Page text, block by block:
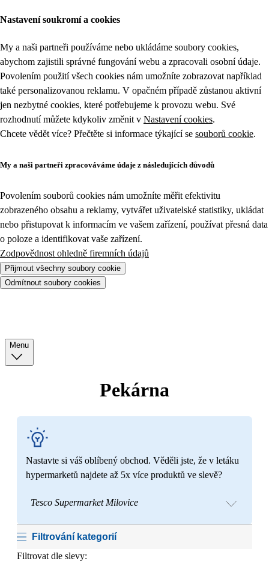
Nastavení soukromí a cookies
My a naši partneři používáme nebo ukládáme soubory cookies,
abychom zajistili správné fungování webu a zpracovali osobní údaje.
Povolením použití všech cookies nám umožníte zobrazovat například
také personalizovanou reklamu. V opačném případě zůstanou aktivní
jen nezbytné cookies, které potřebujeme k provozu webu. Své
rozhodnutí můžete kdykoliv změnit v Nastavení cookies.
Chcete vědět více? Přečtěte si informace týkající se souborů cookie.
My a naši partneři zpracováváme údaje z následujících důvodů
Povolením souborů cookies nám umožníte měřit efektivitu
zobrazeného obsahu a reklamy, vytvářet uživatelské statistiky, ukládat
nebo přistupovat k informacím ve vašem zařízení, používat přesná data
o poloze a identifikovat vaše zařízení.
Zodpovědnost ohledně firemních údajů
Přijmout všechny soubory cookie
Odmítnout soubory cookies
Menu
Pekárna
Nastavte si váš oblíbený obchod. Věděli jste, že v letáku
hypermarketů najdete až 5x více produktů ve slevě?
Tesco Supermarket Milovice
Filtrování kategorií
Filtrovat dle slevy: